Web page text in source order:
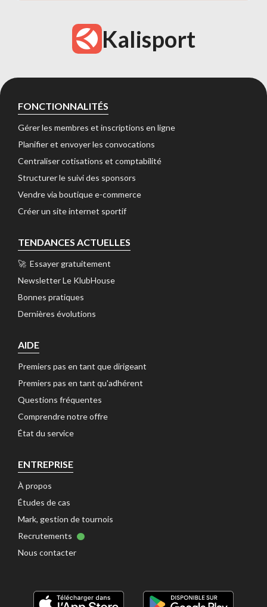
Kalisport
FONCTIONNALITÉS
Gérer les membres et inscriptions en ligne
Planifier et envoyer les convocations
Centraliser cotisations et comptabilité
Structurer le suivi des sponsors
Vendre via boutique e-commerce
Créer un site internet sportif
TENDANCES ACTUELLES
🚀 Essayer gratuitement
Newsletter Le KlubHouse
Bonnes pratiques
Dernières évolutions
AIDE
Premiers pas en tant que dirigeant
Premiers pas en tant qu'adhérent
Questions fréquentes
Comprendre notre offre
État du service
ENTREPRISE
À propos
Études de cas
Mark, gestion de tournois
Recrutements
Nous contacter